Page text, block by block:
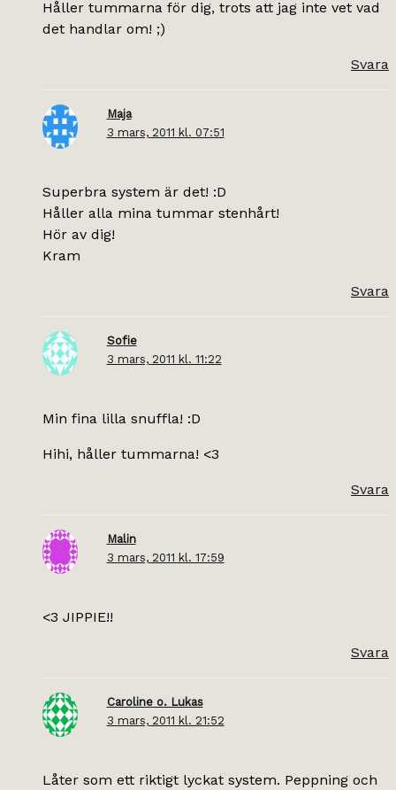
Håller tummarna för dig, trots att jag inte vet vad
det handlar om! ;)
Svara
Maja
3 mars, 2011 kl. 07:51
Superbra system är det! :D
Håller alla mina tummar stenhårt!
Hör av dig!
Kram
Svara
Sofie
3 mars, 2011 kl. 11:22
Min fina lilla snuffla! :D
Hihi, håller tummarna! <3
Svara
Malin
3 mars, 2011 kl. 17:59
<3 JIPPIE!!
Svara
Caroline o. Lukas
3 mars, 2011 kl. 21:52
Låter som ett riktigt lyckat system. Peppning och